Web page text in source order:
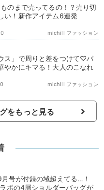
のまで売ってるの！？売り切
い！新作アイテム6連発
michill ファッション
ス」で周りと差をつけて♡パ
やかにキマる！大人のこなれ
michill ファッション
をもっと見る
号が付録の域超えてる…！
ラボの4層ショルダーバッグが